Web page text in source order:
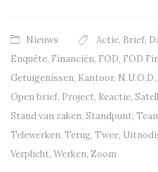
Nieuws Actie, Brief,
Enquête, Financiën, FOD, FOD
Getuigenissen, Kantoor, N.U.O.D.,
Open brief, Project, Reactie,
Stand van zaken, Standpunt,
Telewerken, Terug, Twee,
Verplicht, Werken, Zoom